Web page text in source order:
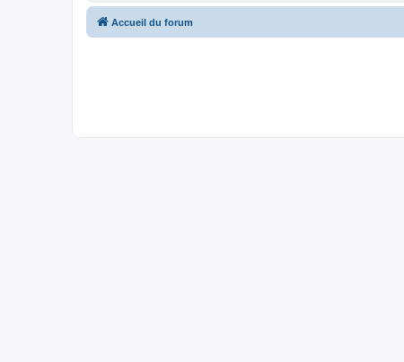
Accueil du forum